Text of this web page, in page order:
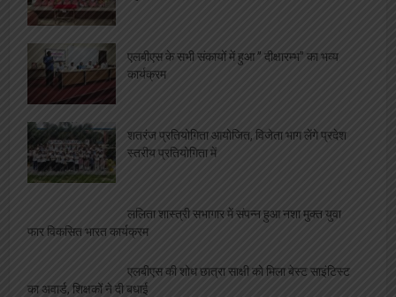
एलबीएस के सभी संकायों में हुआ ” दीक्षारम्भ” का भव्य
कार्यक्रम
शतरंज प्रतियोगिता आयोजित, विजेता भाग लेंगे प्रदेश
स्तरीय प्रतियोगिता में
ललिता शास्त्री सभागार में संपन्न हुआ नशा मुक्त युवा
फार विकसित भारत कार्यक्रम
एलबीएस की शोध छात्रा साक्षी को मिला बेस्ट साइंटिस्ट
का अवार्ड, शिक्षकों ने दी बधाई